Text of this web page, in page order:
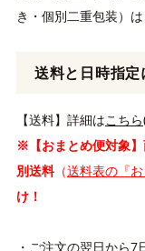
き・個別二重包装）
送料と日時指定
【送料】詳細はこち
※【おまとめ便対象
別送料（送料表の『お
け！
・ご注文の翌日から